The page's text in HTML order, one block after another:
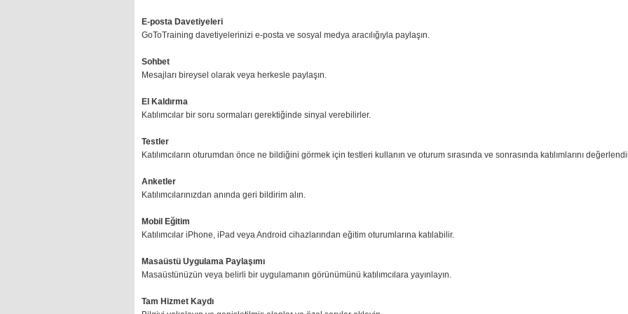
E-posta Davetiyeleri
GoToTraining davetiyelerinizi e-posta ve sosyal medya aracılığıyla paylaşın.
Sohbet
Mesajları bireysel olarak veya herkesle paylaşın.
El Kaldırma
Katılımcılar bir soru sormaları gerektiğinde sinyal verebilirler.
Testler
Katılımcıların oturumdan önce ne bildiğini görmek için testleri kullanın ve oturum sırasında ve sonrasında katılımlarını
Anketler
Katılımcılarınızdan anında geri bildirim alın.
Mobil Eğitim
Katılımcılar iPhone, iPad veya Android cihazlarından eğitim oturumlarına katılabilir.
Masaüstü Uygulama Paylaşımı
Masaüstünüzün veya belirli bir uygulamanın görünümünü katılımcılara yayınlayın.
Tam Hizmet Kaydı